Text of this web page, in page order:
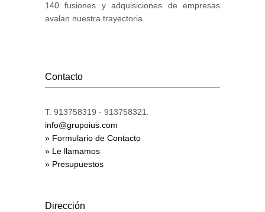
140 fusiones y adquisiciones de empresas
avalan nuestra trayectoria.
Contacto
T. 913758319 - 913758321.
info@grupoius.com
» Formulario de Contacto
» Le llamamos
» Presupuestos
Dirección